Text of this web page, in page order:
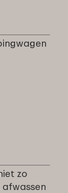
zo
afwassen